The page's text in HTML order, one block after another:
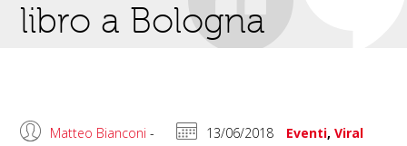
libro a Bologna
Matteo Bianconi - 13/06/2018 Eventi,Viral